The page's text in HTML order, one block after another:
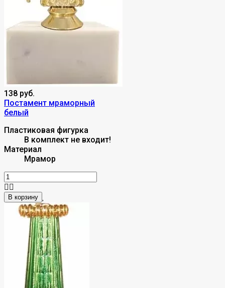
138 руб.
Постамент мраморный
белый
Пластиковая фигурка
В комплект не входит!
Материал
Мрамор
В корзину